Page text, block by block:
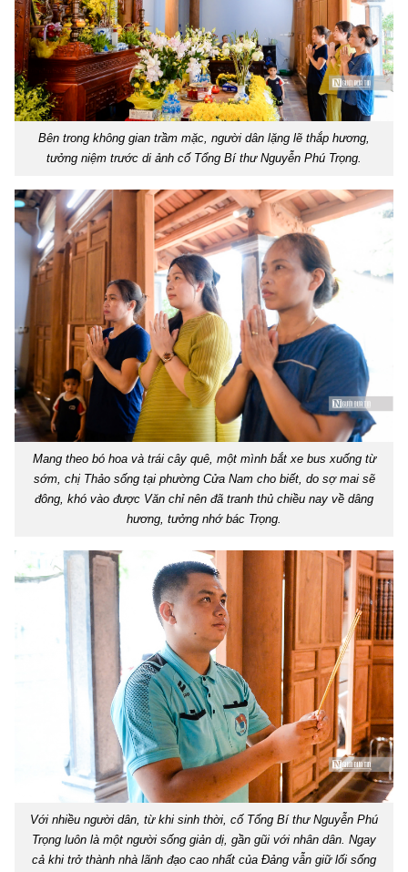
Bên trong không gian trầm mặc, người dân lặng lẽ thắp hương,
tưởng niệm trước di ảnh cố Tổng Bí thư Nguyễn Phú Trọng.
Mang theo bó hoa và trái cây quê, một mình bắt xe bus xuống từ
sớm, chị Thảo sống tại phường Cửa Nam cho biết, do sợ mai sẽ
đông, khó vào được Văn chỉ nên đã tranh thủ chiều nay về dâng
hương, tưởng nhớ bác Trọng.
Với nhiều người dân, từ khi sinh thời, cố Tổng Bí thư Nguyễn Phú
Trọng luôn là một người sống giản dị, gần gũi với nhân dân. Ngay
cả khi trở thành nhà lãnh đạo cao nhất của Đảng vẫn giữ lối sống